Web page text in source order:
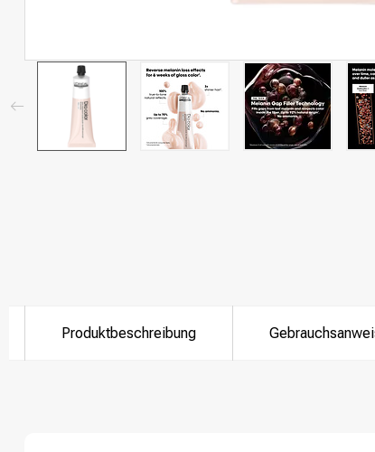
Produktbeschreibung